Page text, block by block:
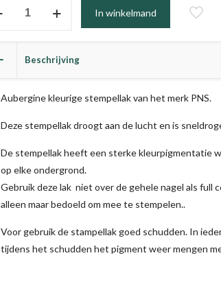
In winkelmand
Beschrijving
Aubergine kleurige stempellak van het merk PNS.
Deze stempellak droogt aan de lucht en is
De stempellak heeft een sterke kleurpigmentatie
op elke ondergrond.
Gebruik deze lak niet over de gehele nagel als full
alleen maar bedoeld om mee te stempelen..
Voor gebruik de stampellak goed schudden. In
tijdens het schudden het pigment weer mengen